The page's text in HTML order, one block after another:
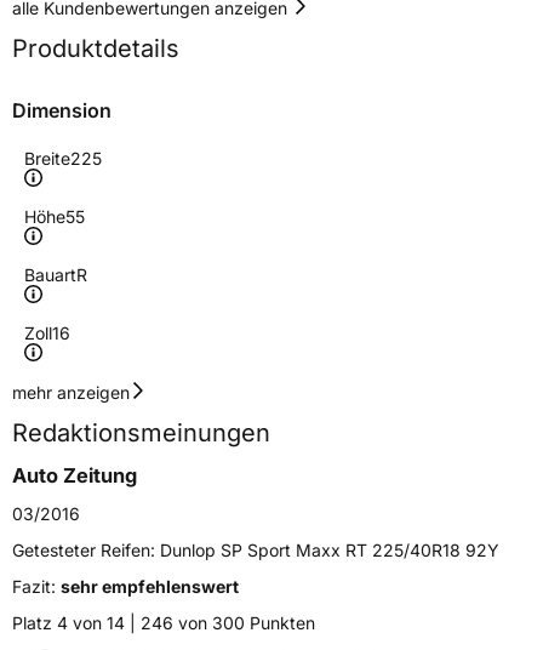
alle Kundenbewertungen anzeigen
Produktdetails
Dimension
Breite225
Höhe55
BauartR
Zoll16
Geschwindigkeitsindex
Höchstgeschwindigkeit
300 km/h
Lastindex99
Höchstlast775 kg
Gewicht (in kg)11 kg
Generelle Merkmale
mehr anzeigen
Redaktionsmeinungen
Auto Zeitung
03/2016
Getesteter Reifen: Dunlop SP Sport Maxx RT 225/40R18 92Y
Fazit: sehr empfehlenswert
Platz 4 von 14 | 246 von 300 Punkten